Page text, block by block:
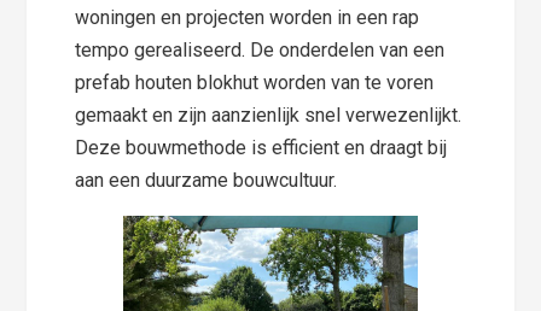
woningen en projecten worden in een rap
tempo gerealiseerd. De onderdelen van een
prefab houten blokhut worden van te voren
gemaakt en zijn aanzienlijk snel verwezenlijkt.
Deze bouwmethode is efficient en draagt bij
aan een duurzame bouwcultuur.